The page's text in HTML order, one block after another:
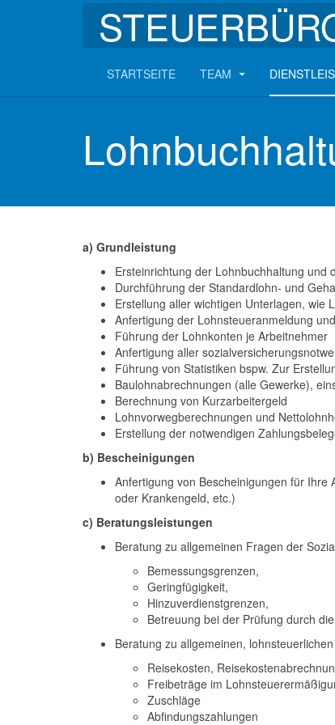
STARTSEITE TEAM
a) Grundleistung
Ersteinrichtung der Lohnbuchhaltung und
Durchführung der Standardlohn- und
Erstellung aller wichtigen Unterlagen, wie
Anfertigung der Lohnsteueranmeldung
Führung der Lohnkonten je Arbeitnehmer
Anfertigung aller
Führung von Statistiken bspw. Zur
Baulohnabrechnungen (alle Gewerke),
Berechnung von Kurzarbeitergeld
Lohnvorwegberechnungen und
Erstellung der notwendigen
b) Bescheinigungen
Anfertigung von Bescheinigungen für Ihre
oder Krankengeld, etc.)
c) Beratungsleistungen
Beratung zu allgemeinen Fragen der
Bemessungsgrenzen,
Geringfügigkeit,
Hinzuverdienstgrenzen,
Betreuung bei der Prüfung durch
Beratung zu allgemeinen,
Reisekosten,
Freibeträge im
Zuschläge
Abfindungszahlungen